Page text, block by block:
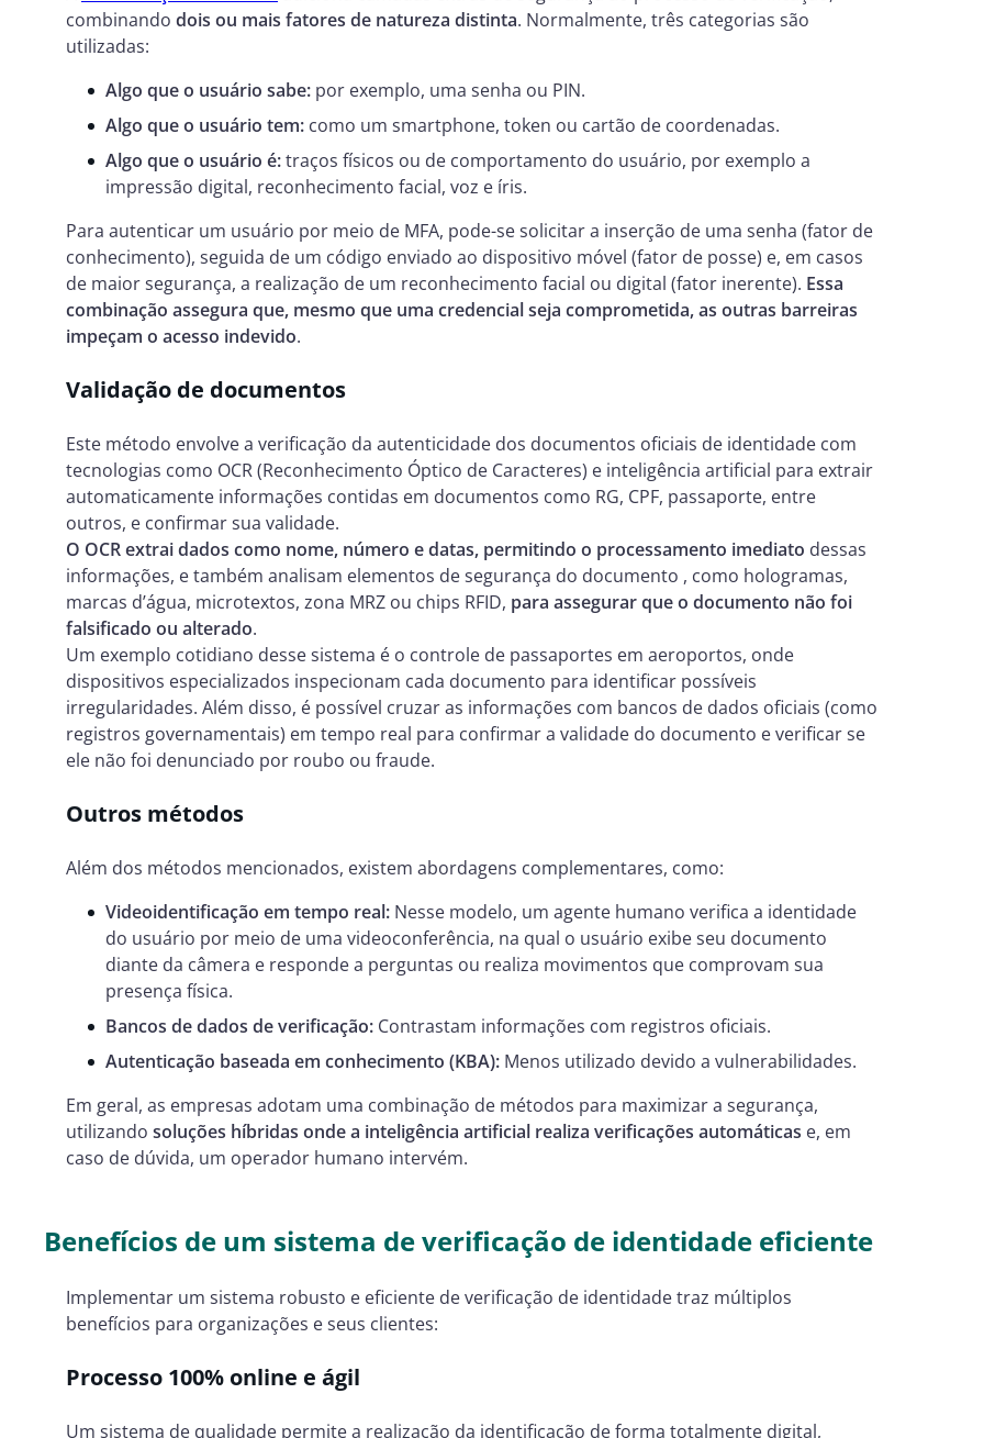
combinando dois ou mais fatores de natureza distinta. Normalmente, três categorias são
utilizadas:
Algo que o usuário sabe: por exemplo, uma senha ou PIN.
Algo que o usuário tem: como um smartphone, token ou cartão de coordenadas.
Algo que o usuário é:traços físicos ou de comportamento do usuário, por exemplo a
impressão digital, reconhecimento facial, voz e íris.
Para autenticar um usuário por meio de MFA, pode-se solicitar a inserção de uma senha (fator de
conhecimento), seguida de um código enviado ao dispositivo móvel (fator de posse) e, em casos
de maior segurança, a realização de um reconhecimento facial ou digital (fator inerente). Essa
combinação assegura que, mesmo que uma credencial seja comprometida, as outras barreiras
impeçam o acesso indevido.
Validação de documentos
Este método envolve a verificação da autenticidade dos documentos oficiais de identidade com
tecnologias como OCR (Reconhecimento Óptico de Caracteres) e inteligência artificial para extrair
automaticamente informações contidas em documentos como RG, CPF, passaporte, entre
outros, e confirmar sua validade.
O OCR extrai dados como nome, número e datas, permitindo o processamento imediato dessas
informações, e também analisam elementos de segurança do documento , como hologramas,
marcas d’água, microtextos, zona MRZ ou chips RFID, para assegurar que o documento não foi
falsificado ou alterado.
Um exemplo cotidiano desse sistema é o controle de passaportes em aeroportos, onde
dispositivos especializados inspecionam cada documento para identificar possíveis
irregularidades. Além disso, é possível cruzar as informações com bancos de dados oficiais (como
registros governamentais) em tempo real para confirmar a validade do documento e verificar se
ele não foi denunciado por roubo ou fraude.
Outros métodos
Além dos métodos mencionados, existem abordagens complementares, como:
Videoidentificação em tempo real: Nesse modelo, um agente humano verifica a identidade
do usuário por meio de uma videoconferência, na qual o usuário exibe seu documento
diante da câmera e responde a perguntas ou realiza movimentos que comprovam sua
presença física.
Bancos de dados de verificação: Contrastam informações com registros oficiais.
Autenticação baseada em conhecimento (KBA): Menos utilizado devido a vulnerabilidades.
Em geral, as empresas adotam uma combinação de métodos para maximizar a segurança,
utilizando soluções híbridas onde a inteligência artificial realiza verificações automáticas e, em
caso de dúvida, um operador humano intervém.
Benefícios de um sistema de verificação de identidade eficiente
Implementar um sistema robusto e eficiente de verificação de identidade traz múltiplos
benefícios para organizações e seus clientes:
Processo 100% online e ágil
Um sistema de qualidade permite a realização da identificação de forma totalmente digital,